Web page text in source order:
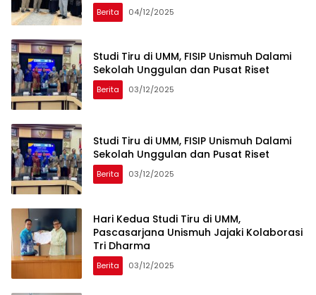
Berita 04/12/2025
Studi Tiru di UMM, FISIP Unismuh Dalami
Sekolah Unggulan dan Pusat Riset
Berita 03/12/2025
Studi Tiru di UMM, FISIP Unismuh Dalami
Sekolah Unggulan dan Pusat Riset
Berita 03/12/2025
Hari Kedua Studi Tiru di UMM,
Pascasarjana Unismuh Jajaki Kolaborasi
Tri Dharma
Berita 03/12/2025